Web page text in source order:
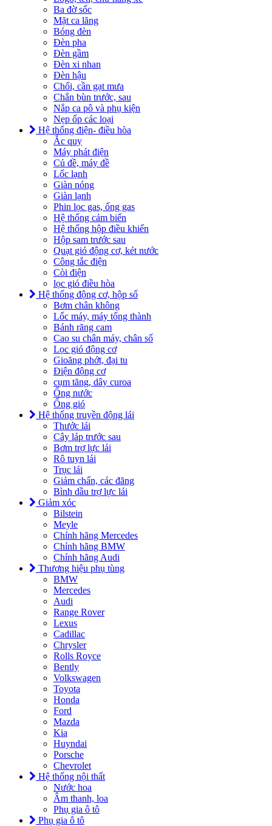
Ba đờ sốc
Mặt ca lăng
Bóng đèn
Đèn pha
Đèn gầm
Đèn xi nhan
Đèn hậu
Chổi, cần gạt mưa
Chắn bùn trước, sau
Nắp ca pô và phụ kiện
Nẹp ốp các loại
Hệ thống điện- điều hòa
Ắc quy
Máy phát điện
Củ đề, máy đề
Lốc lạnh
Giàn nóng
Giàn lạnh
Phin lọc gas, ống gas
Hệ thống cảm biến
Hệ thống hộp điều khiển
Hộp sam trước sau
Quạt gió động cơ, két nước
Công tắc điện
Còi điện
lọc gió điều hòa
Hệ thống động cơ, hộp số
Bơm chân không
Lốc máy, máy tổng thành
Bánh răng cam
Cao su chân máy, chân số
Lọc gió động cơ
Gioăng phớt, đại tu
Điện động cơ
cụm tăng, dây curoa
Ống nước
Ống gió
Hệ thống truyền động lái
Thước lái
Cây láp trước sau
Bơm trợ lực lái
Rô tuyn lái
Trục lái
Giảm chấn, các đăng
Bình dầu trợ lực lái
Giảm xóc
Bilstein
Meyle
Chính hãng Mercedes
Chính hãng BMW
Chính hãng Audi
Thương hiệu phụ tùng
BMW
Mercedes
Audi
Range Rover
Lexus
Cadillac
Chrysler
Rolls Royce
Bently
Volkswagen
Toyota
Honda
Ford
Mazda
Kia
Huyndai
Porsche
Chevrolet
Hệ thống nội thất
Nước hoa
Âm thanh, loa
Phụ gia ô tô
Phụ gia ô tô